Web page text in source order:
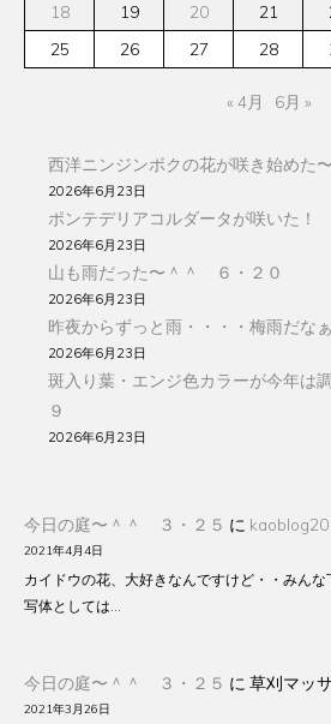
18
19 20 21
25
26 27 28
« 4月 6月 »
西洋ニンジンボクの花が咲き始めた
2026年6月23日
ポンテデリアコルダータが咲いた
2026年6月23日
山も雨だった〜＾＾ ６・２０
2026年6月23日
昨夜からずっと雨・・・・梅雨だ
2026年6月23日
斑入り葉・エンジ色カラーが今年は
９
2026年6月23日
今日の庭〜＾＾ ３・２５ に
2021年4月4日
カイドウの花、大好きなんですけど・・みん
写体としては…
今日の庭〜＾＾ ３・２５ に 草刈マッ
2021年3月26日